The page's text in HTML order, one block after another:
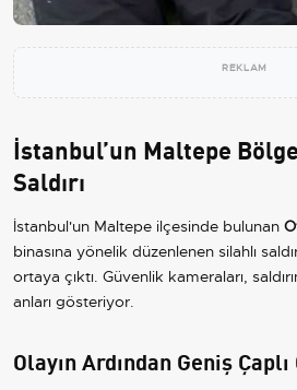
REKLAM
İstanbul’un Maltepe
Saldırı
İstanbul'un Maltepe ilçesinde bulunan
binasına yönelik düzenlenen silahlı
ortaya çıktı. Güvenlik kameraları,
anları gösteriyor.
Olayın Ardından Geniş